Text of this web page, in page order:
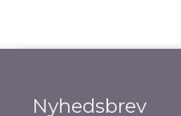
Nyhedsbrev